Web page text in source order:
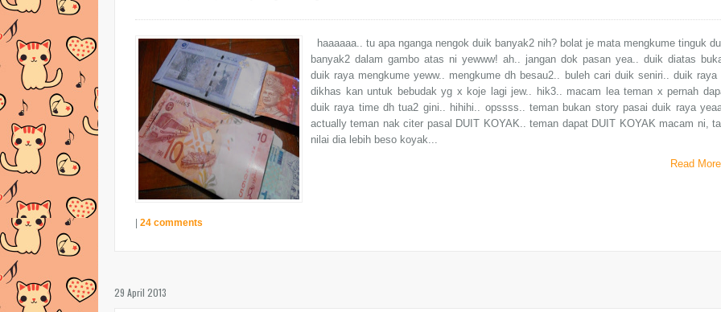
haaaaaa.. tu apa nganga nengok duik banyak2 nih? bolat je mata mengkume tinguk
banyak2 dalam gambo atas ni yewww! ah.. jangan dok pasan yea.. duik diatas
duik raya mengkume yeww.. mengkume dh besau2.. buleh cari duik seniri.. duik raya
dikhas kan untuk bebudak yg x koje lagi jew.. hik3.. macam lea teman x pernah
duik raya time dh tua2 gini.. hihihi.. opssss.. teman bukan story pasai duik raya
actually teman nak citer pasal DUIT KOYAK.. teman dapat DUIT KOYAK macam ni,
nilai dia lebih beso koyak...
Read More
24 comments
29 April 2013